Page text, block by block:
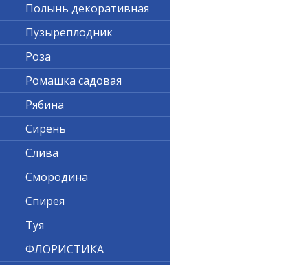
Полынь декоративная
Пузыреплодник
Роза
Ромашка садовая
Рябина
Сирень
Слива
Смородина
Спирея
Туя
ФЛОРИСТИКА